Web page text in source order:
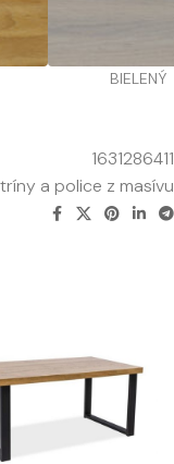
BIELENÝ
1631286411
a police z masívu